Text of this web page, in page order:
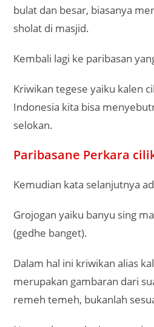
bulat dan besar, biasanya
sholat di masjid.
Kembali lagi ke paribasan
Kriwikan tegese yaiku kalen
Indonesia kita bisa
selokan.
Paribasane Perkara
Kemudian kata selanjutnya
Grojogan yaiku banyu sing
(gedhe banget).
Dalam hal ini kriwikan alias
merupakan gambaran dari
remeh temeh, bukanlah